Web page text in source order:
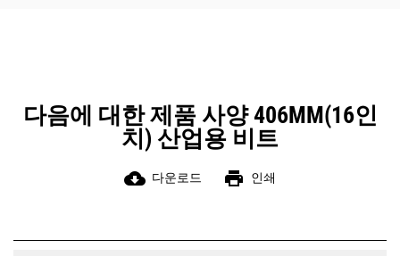
다음에 대한 제품 사양 406MM(16인
치) 산업용 비트
cloud_download 다운로드 print 인쇄